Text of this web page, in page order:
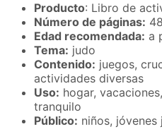
Producto: Libro de
Número de páginas:
Edad recomendada: a
Tema: judo
Contenido: juegos,
actividades diversas
Uso: hogar,
tranquilo
Público: niños,